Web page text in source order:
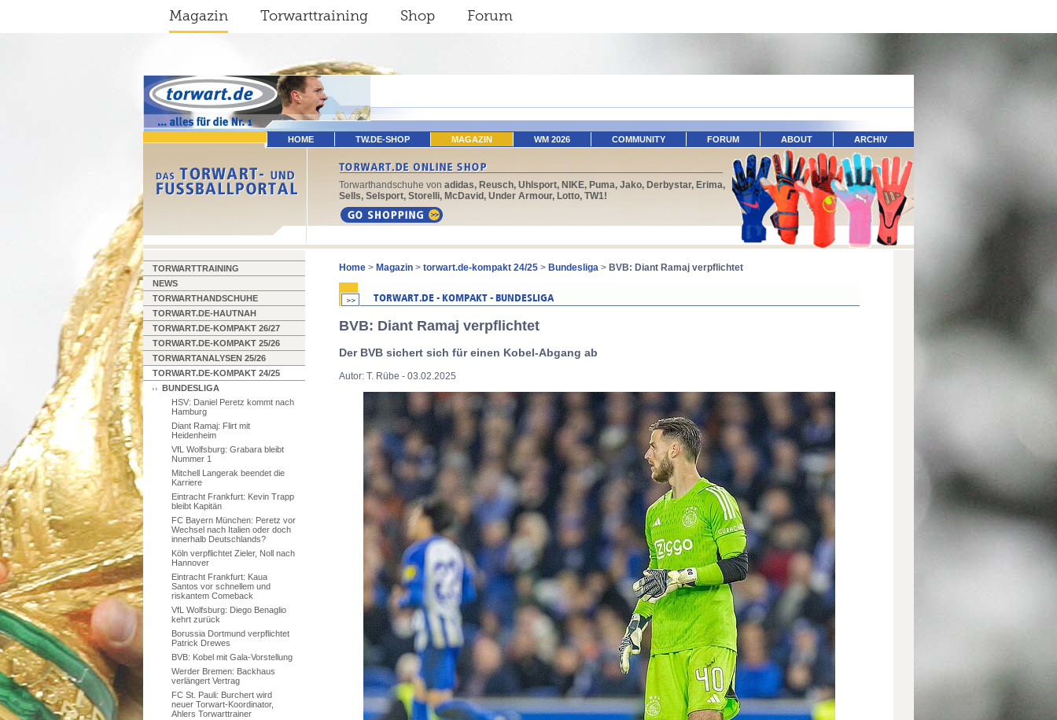
Magazin Torwarttraining Shop Forum
HOME TW.DE-SHOP MAGAZIN WM 2026 COMMUNITY FORUM ABOUT ARCHIV
Torwarthandschuhe von adidas, Reusch, Uhlsport, NIKE, Puma, Jako, Derbystar, Erima,
Sells, Selsport, Storelli, McDavid, Under Armour, Lotto, TW1!
TORWARTTRAINING
NEWS
TORWARTHANDSCHUHE
TORWART.DE-HAUTNAH
TORWART.DE-KOMPAKT 26/27
TORWART.DE-KOMPAKT 25/26
TORWARTANALYSEN 25/26
TORWART.DE-KOMPAKT 24/25
BUNDESLIGA
HSV: Daniel Peretz kommt nach
Hamburg
Diant Ramaj: Flirt mit
Heidenheim
VfL Wolfsburg: Grabara bleibt
Nummer 1
Mitchell Langerak beendet die
Karriere
Eintracht Frankfurt: Kevin Trapp
bleibt Kapitän
FC Bayern München: Peretz vor
Wechsel nach Italien oder doch
innerhalb Deutschlands?
Köln verpflichtet Zieler, Noll nach
Hannover
Eintracht Frankfurt: Kaua
Santos vor schnellem und
riskantem Comeback
VfL Wolfsburg: Diego Benaglio
kehrt zurück
Borussia Dortmund verpflichtet
Patrick Drewes
BVB: Kobel mit Gala-Vorstellung
Werder Bremen: Backhaus
verlängert Vertrag
FC St. Pauli: Burchert wird
neuer Torwart-Koordinator,
Ahlers Torwarttrainer
Home > Magazin > torwart.de-kompakt 24/25 > Bundesliga > BVB: Diant Ramaj verpflichtet
BVB: Diant Ramaj verpflichtet
Der BVB sichert sich für einen Kobel-Abgang ab
Autor: T. Rübe - 03.02.2025